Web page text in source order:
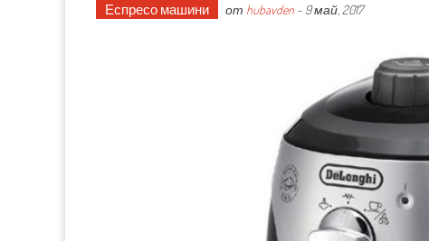
Еспресо машини от hubavden - 9 май, 2017